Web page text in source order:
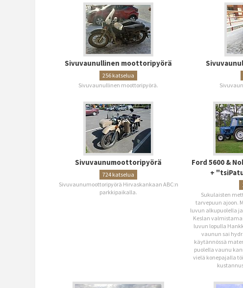
Sivuvaunullinen moottoripyörä
256 katselua
Sivuvaunullinen moottoripyörä.
Sivuvaunumoottoripyörä
724 katselua
Sivuvaunumoottoripyörä Hirvaskankaan ABC:n
parkkipaikalla.
Ford 5600 &
+
Sukulaisten
tarvepuun ajoon.
luvun alkupuolella
Keslan
luvun lopulla
vaunun sai
käytännössä
puolella vaunu
vielä konepajalla